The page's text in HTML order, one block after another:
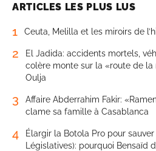
ARTICLES LES PLUS LUS
1 Ceuta, Melilla et les miroirs de
2
El Jadida: accidents mortels,
colère monte sur la «route de la
Oulja
3
Affaire Abderrahim Fakir:
clame sa famille à Casablanca
4
Élargir la Botola Pro pour
Législatives): pourquoi Bensaïd